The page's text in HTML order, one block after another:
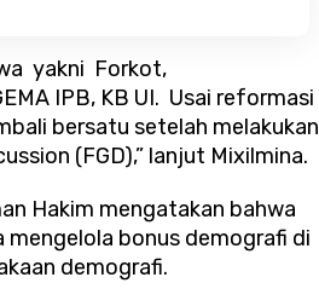
yakni Forkot,
IPB, KB UI. Usai reformasi
bersatu setelah melakukan
(FGD),” lanjut Mixilmina.
Hakim mengatakan bahwa
bonus demografi di
demografi.